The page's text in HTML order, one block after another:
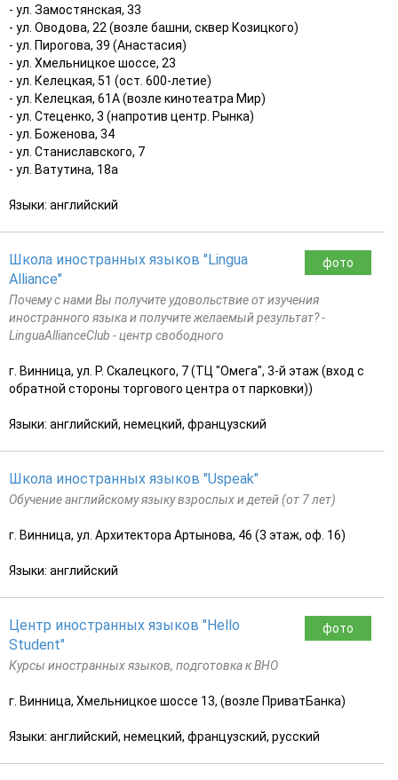
- ул. Замостянская, 33
- ул. Оводова, 22 (возле башни, сквер Козицкого)
- ул. Пирогова, 39 (Анастасия)
- ул. Хмельницкое шоссе, 23
- ул. Келецкая, 51 (ост. 600-летие)
- ул. Келецкая, 61А (возле кинотеатра Мир)
- ул. Стеценко, 3 (напротив центр. Рынка)
- ул. Боженова, 34
- ул. Станиславского, 7
- ул. Ватутина, 18а
Языки: английский
фото
Школа иностранных языков "Lingua
Alliance"
Почему с нами Вы получите удовольствие от изучения
иностранного языка и получите желаемый результат? -
LinguaAllianceClub - центр свободного
г. Винница, ул. Р. Скалецкого, 7 (ТЦ "Омега", 3-й этаж (вход с
обратной стороны торгового центра от парковки))
Языки: английский, немецкий, французский
Школа иностранных языков "Uspeak"
Обучение английскому языку взрослых и детей (от 7 лет)
г. Винница, ул. Архитектора Артынова, 46 (3 этаж, оф. 16)
Языки: английский
фото
Центр иностранных языков "Hello
Student"
Курсы иностранных языков, подготовка к ВНО
г. Винница, Хмельницкое шоссе 13, (возле ПриватБанка)
Языки: английский, немецкий, французский, русский